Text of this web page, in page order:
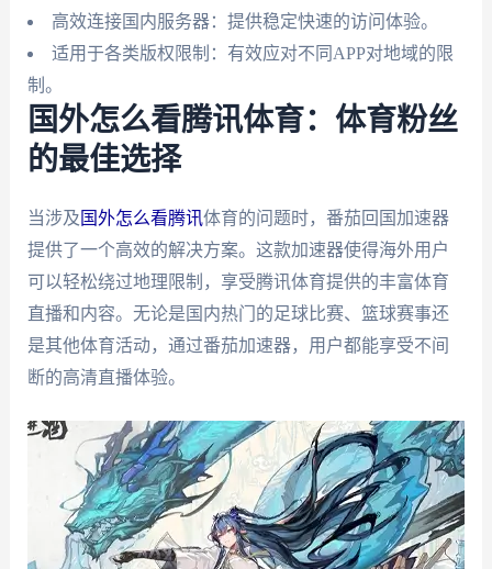
高效连接国内服务器：提供稳定快速的访问体验。
适用于各类版权限制：有效应对不同APP对地域的限
制。
国外怎么看腾讯体育：体育粉丝
的最佳选择
当涉及 国外怎么看腾讯体育的问题时，番茄回国加速器
提供了一个高效的解决方案。这款加速器使得海外用户
可以轻松绕过地理限制，享受腾讯体育提供的丰富体育
直播和内容。无论是国内热门的足球比赛、篮球赛事还
是其他体育活动，通过番茄加速器，用户都能享受不间
断的高清直播体验。